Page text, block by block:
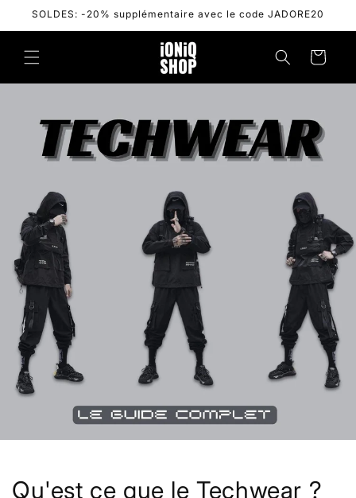
Skip to
SOLDES: -20% supplémentaire avec le code JADORE20
Cart
Qu'est ce que le Techwear ?